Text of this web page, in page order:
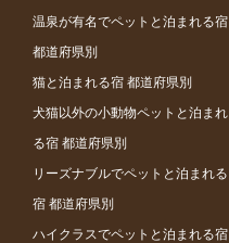
温泉が有名でペットと泊まれる宿
都道府県別
猫と泊まれる宿 都道府県別
犬猫以外の小動物ペットと泊まれ
る宿 都道府県別
リーズナブルでペットと泊まれる
宿 都道府県別
ハイクラスでペットと泊まれる宿